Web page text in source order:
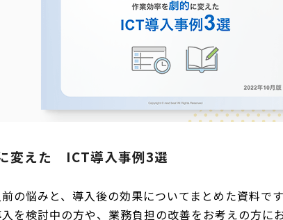
変えた ICT導入事例3選
の悩みと、導入後の効果についてまとめた資料です
を検討中の方や、業務負担の改善をお考えの方にお